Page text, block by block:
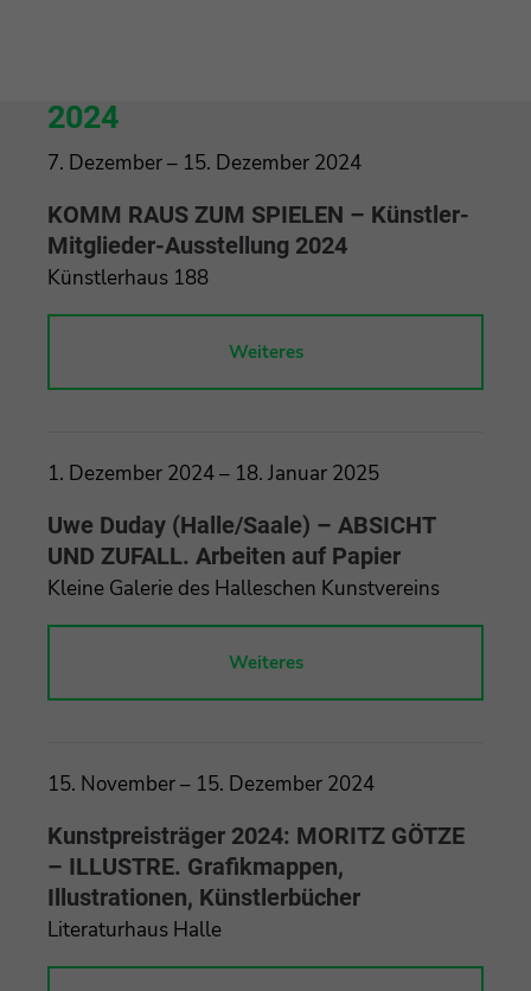
2024
7. Dezember – 15. Dezember 2024
KOMM RAUS ZUM SPIELEN – Künstler-
Mitglieder-Ausstellung 2024
Künstlerhaus 188
Weiteres
1. Dezember 2024 – 18. Januar 2025
Uwe Duday (Halle/Saale) – ABSICHT
UND ZUFALL. Arbeiten auf Papier
Kleine Galerie des Halleschen Kunstvereins
Weiteres
15. November – 15. Dezember 2024
Kunstpreisträger 2024: MORITZ GÖTZE
– ILLUSTRE. Grafikmappen,
Illustrationen, Künstlerbücher
Literaturhaus Halle